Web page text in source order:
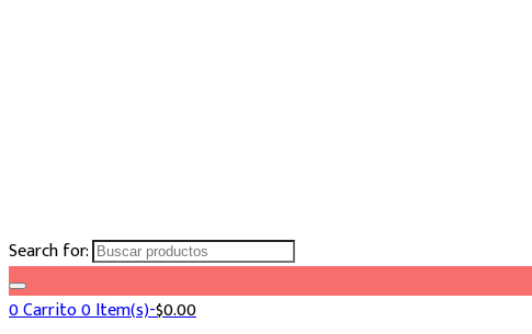
Search for:
0Carrito0 Item(s)-$0.00